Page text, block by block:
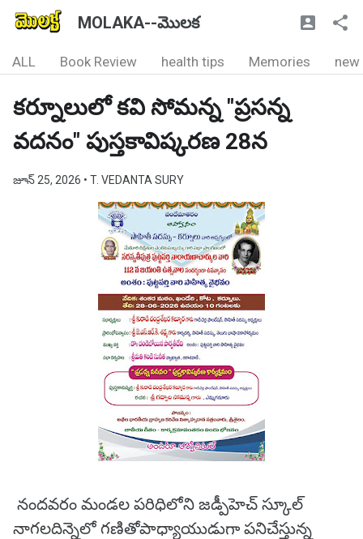
MOLAKA--మొలక
ALL Book Review health tips Memories new
కర్నూలులో కవి సోమన్న "ప్రసన్న
వదనం" పుస్తకావిష్కరణ 28న
జూన్ 25, 2026 • T. VEDANTA SURY
నందవరం మండల పరిధిలోని జడ్పీహెచ్ స్కూల్
నాగలదిన్నెలో గణితోపాధ్యాయుడుగా పనిచేస్తున్న